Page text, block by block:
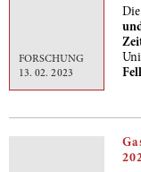
FORSCHUNG
13. 02. 2023
Die